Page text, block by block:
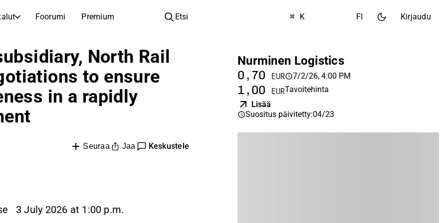
Foorumi Premium
Yhtiöt
Selaa ja suodata listattujen yhtiöiden listaa
Löydä osakkeita
Inspiraatiota seuraavaan sijoitukseesi
Analyysikoulu
Opi lukemaan ja ymmärtämään osakeanalyysiä
Sijoituskoulu
Etsi ⌘ K FI Kirjaudu
North Rail
to ensure
in a rapidly
Seuraa Jaa Keskustele
3 July 2026 at 1:00 p.m.
Nurminen Logistics
0,70 EUR 7/2/26, 4:00 PM
1,00 EURTavoitehinta
Lisää
Suositus päivitetty:04/23